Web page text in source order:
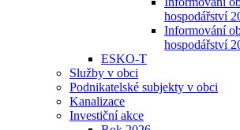
hospodářství
Informování
hospodářství
ESKO-T
Služby v obci
Podnikatelské subjekty v obci
Kanalizace
Investiční akce